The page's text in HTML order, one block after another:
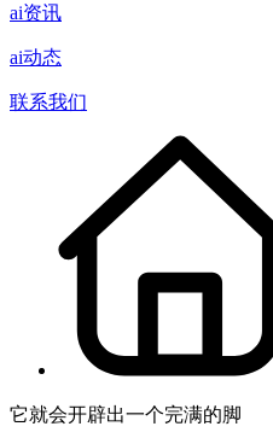
ai资讯
ai动态
联系我们
它就会开辟出一个完满的脚